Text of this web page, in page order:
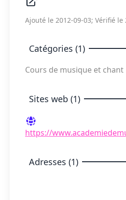
Ajouté le 2012-09-03; Vérifié le
Catégories (1)
Cours de musique et chant
Sites web (1)
https://
Adresses (1)